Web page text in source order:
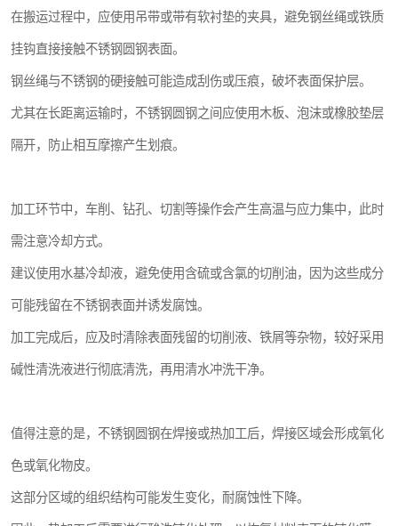
在搬运过程中，应使用吊带或带有软衬垫的夹具，避免钢丝绳或铁质
挂钩直接接触不锈钢圆钢表面。
钢丝绳与不锈钢的硬接触可能造成刮伤或压痕，破坏表面保护层。
尤其在长距离运输时，不锈钢圆钢之间应使用木板、泡沫或橡胶垫层
隔开，防止相互摩擦产生划痕。
加工环节中，车削、钻孔、切割等操作会产生高温与应力集中，此时
需注意冷却方式。
建议使用水基冷却液，避免使用含硫或含氯的切削油，因为这些成分
可能残留在不锈钢表面并诱发腐蚀。
加工完成后，应及时清除表面残留的切削液、铁屑等杂物，较好采用
碱性清洗液进行彻底清洗，再用清水冲洗干净。
值得注意的是，不锈钢圆钢在焊接或热加工后，焊接区域会形成氧化
色或氧化物皮。
这部分区域的组织结构可能发生变化，耐腐蚀性下降。